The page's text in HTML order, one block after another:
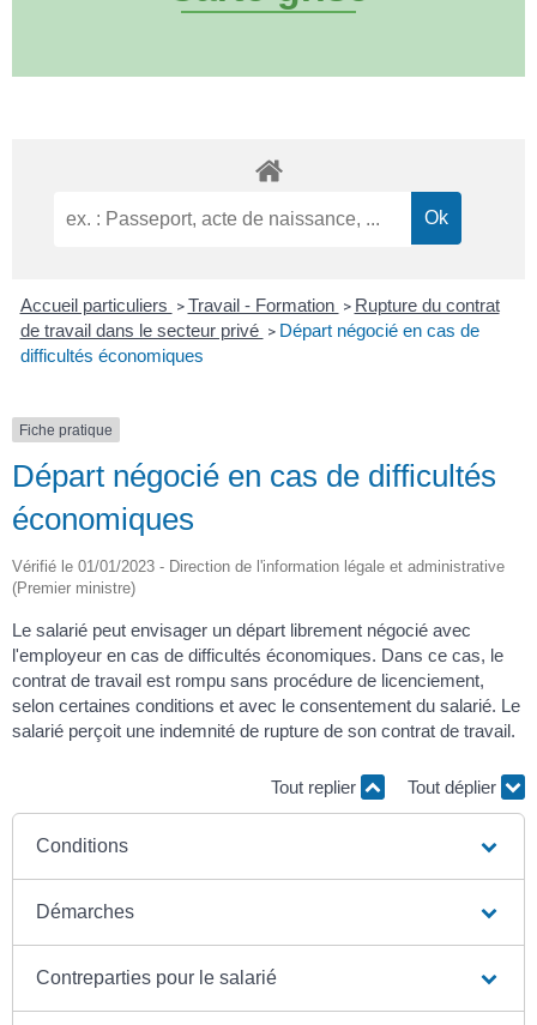
Accueil particuliers > Travail - Formation > Rupture du contrat
de travail dans le secteur privé > Départ négocié en cas de
difficultés économiques
Fiche pratique
Départ négocié en cas de difficultés
économiques
Vérifié le 01/01/2023 - Direction de l'information légale et administrative
(Premier ministre)
Le salarié peut envisager un départ librement négocié avec
l'employeur en cas de difficultés économiques. Dans ce cas, le
contrat de travail est rompu sans procédure de licenciement,
selon certaines conditions et avec le consentement du salarié. Le
salarié perçoit une indemnité de rupture de son contrat de travail.
Tout replier Tout déplier
Conditions
Démarches
Contreparties pour le salarié